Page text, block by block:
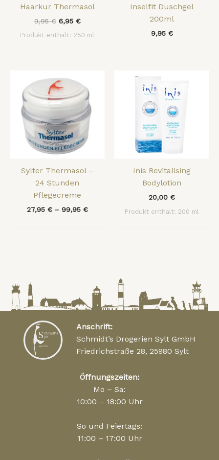
Haarkur Thermasol
9,95€ 6,95 €
Produkt enthält: 250 ml
Inselfit Duschgel
200ml
9,95 €
Sylter Thermasol –
24 Stunden
Pflegecreme
27,95 €– 99,95 €
Inis Revitalising
Bodylotion
20,00 €
Produkt enthält: 200 ml
Anschrift:
Schmidt’s Drogerien Sylt GmbH
Friedrichstraße 28, 25980 Sylt
Öffnungszeiten:
Mo – Sa:
10:00 – 18:00 Uhr
So und Feiertags:
11:00 – 17:00 Uhr